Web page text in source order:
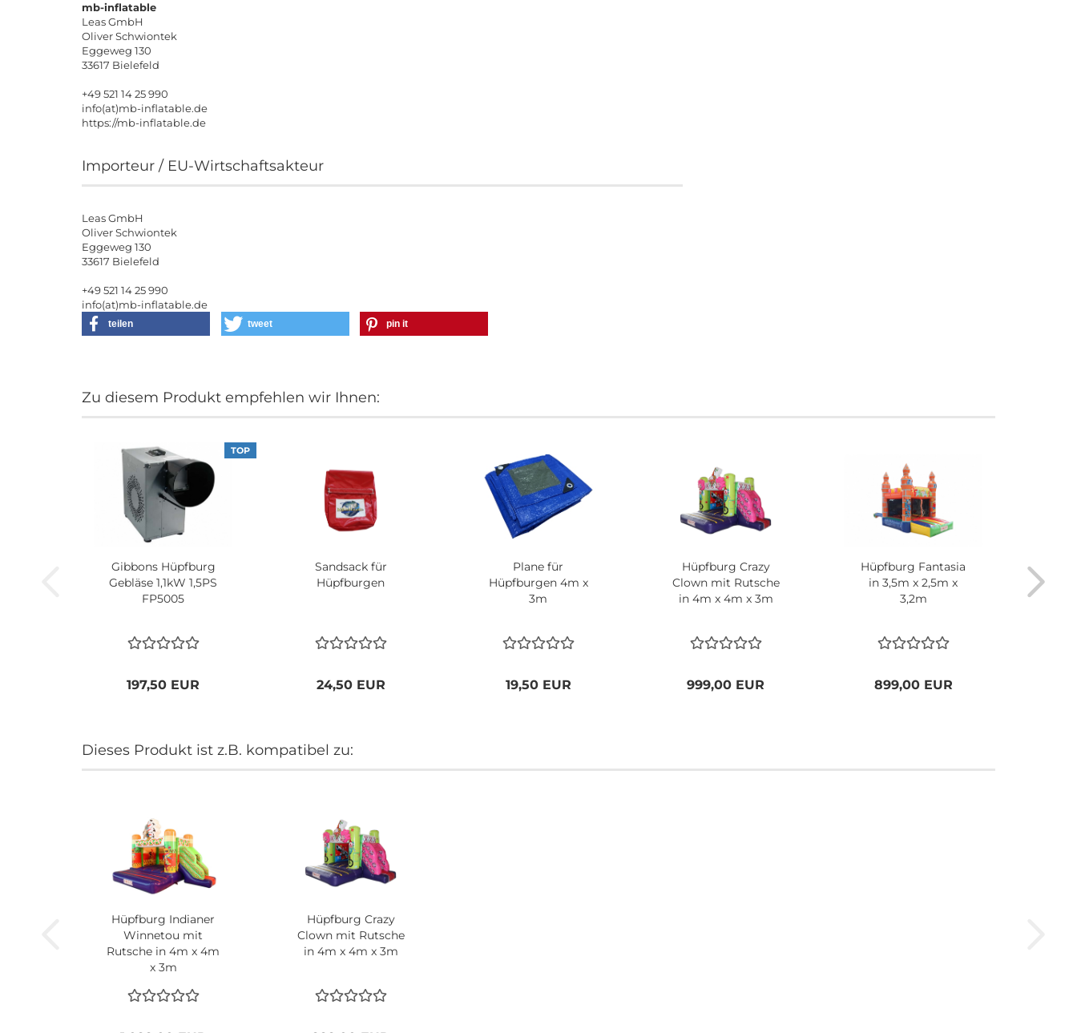
mb-inflatable
Leas GmbH
Oliver Schwiontek
Eggeweg 130
33617 Bielefeld
+49 521 14 25 990
info(at)mb-inflatable.de
https://mb-inflatable.de
Importeur / EU-Wirtschaftsakteur
Leas GmbH
Oliver Schwiontek
Eggeweg 130
33617 Bielefeld
+49 521 14 25 990
info(at)mb-inflatable.de
teilen tweet pin it
Zu diesem Produkt empfehlen wir Ihnen:
TOP
Gibbons Hüpfburg
Gebläse 1,1kW 1,5PS
FP5005
197,50 EUR
Sandsack für
Hüpfburgen
24,50 EUR
Plane für
Hüpfburgen 4m x
3m
19,50 EUR
Hüpfburg Crazy
Clown mit Rutsche
in 4m x 4m x 3m
999,00 EUR
Hüpfburg Fantasia
in 3,5m x 2,5m x
3,2m
899,00 EUR
Dieses Produkt ist z.B. kompatibel zu:
Hüpfburg Indianer
Winnetou mit
Rutsche in 4m x 4m
x 3m
Hüpfburg Crazy
Clown mit Rutsche
in 4m x 4m x 3m